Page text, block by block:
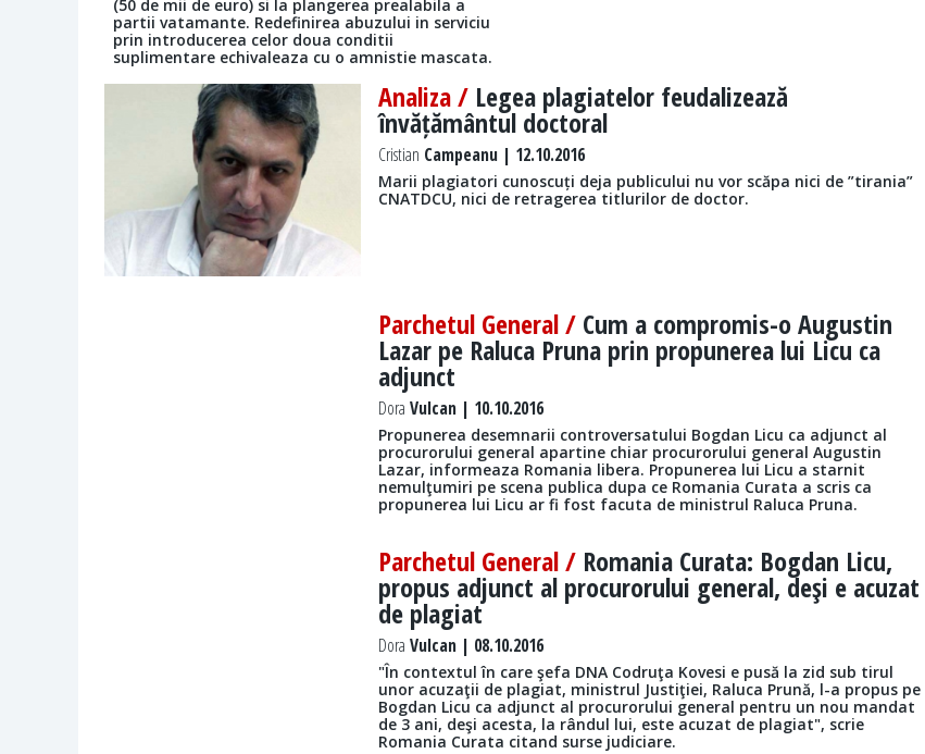
(50 de mii de euro) si la plangerea prealabila a
partii vatamante. Redefinirea abuzului in serviciu
prin introducerea celor doua conditii
suplimentare echivaleaza cu o amnistie mascata.
Analiza / Legea plagiatelor feudalizează
învățământul doctoral
Cristian Campeanu | 12.10.2016
Marii plagiatori cunoscuți deja publicului nu vor scăpa nici de ”tirania”
CNATDCU, nici de retragerea titlurilor de doctor.
Parchetul General / Cum a compromis-o Augustin
Lazar pe Raluca Pruna prin propunerea lui Licu ca
adjunct
Dora Vulcan | 10.10.2016
Propunerea desemnarii controversatului Bogdan Licu ca adjunct al
procurorului general apartine chiar procurorului general Augustin
Lazar, informeaza Romania libera. Propunerea lui Licu a starnit
nemulţumiri pe scena publica dupa ce Romania Curata a scris ca
propunerea lui Licu ar fi fost facuta de ministrul Raluca Pruna.
Parchetul General / Romania Curata: Bogdan Licu,
propus adjunct al procurorului general, deşi e acuzat
de plagiat
Dora Vulcan | 08.10.2016
"În contextul în care şefa DNA Codruţa Kovesi e pusă la zid sub tirul
unor acuzaţii de plagiat, ministrul Justiţiei, Raluca Prună, l-a propus pe
Bogdan Licu ca adjunct al procurorului general pentru un nou mandat
de 3 ani, deşi acesta, la rândul lui, este acuzat de plagiat", scrie
Romania Curata citand surse judiciare.